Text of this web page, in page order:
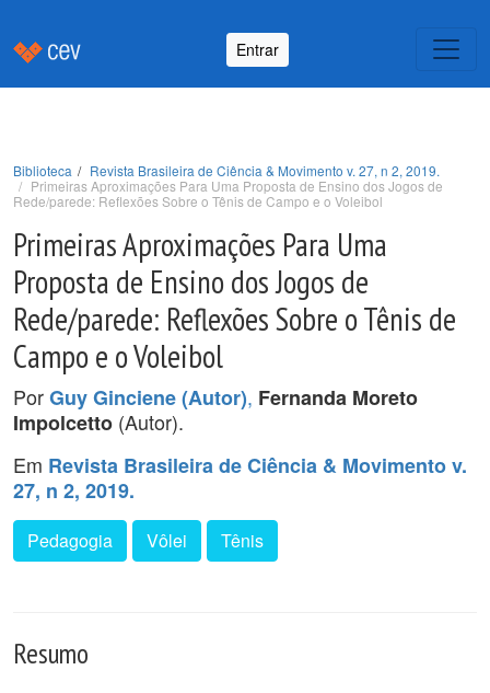
Entrar
Biblioteca
Revista Brasileira de Ciência & Movimento v. 27, n 2, 2019.
Primeiras Aproximações Para Uma Proposta de Ensino dos Jogos de
Rede/parede: Reflexões Sobre o Tênis de Campo e o Voleibol
Primeiras Aproximações Para Uma
Proposta de Ensino dos Jogos de
Rede/parede: Reflexões Sobre o Tênis de
Campo e o Voleibol
PorGuy Ginciene (Autor), Fernanda Moreto
Impolcetto (Autor).
Em Revista Brasileira de Ciência & Movimento v.
27, n 2, 2019.
Pedagogia Vôlei Tênis
Resumo